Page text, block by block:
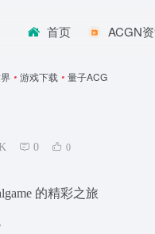
首页 ACGN
• 游戏下载 • 量子ACG
0 0
的精彩之旅